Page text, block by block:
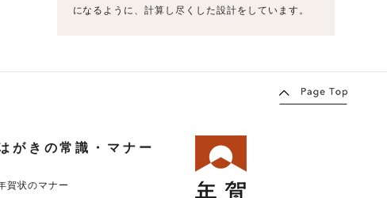
になるように、計算し尽くした設計をしています。
がきの常識・マナー
賀状のマナー